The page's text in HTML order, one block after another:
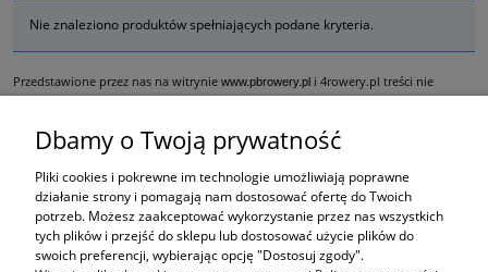
Nie znaleziono produktów spełniających podane kryteria.
Przedstawione przez nas na witrynie www.pbrowery.pl i 4rowery.pl treści nie
oraz do dokonania zakupów w naszych sklepach stacjonarnych.
ŚLEDŹ NAS NA
PRODUKTY
Dbamy o Twoją prywatność
Pliki cookies i pokrewne im technologie umożliwiają poprawne
działanie strony i pomagają nam dostosować ofertę do Twoich
potrzeb. Możesz zaakceptować wykorzystanie przez nas wszystkich
tych plików i przejść do sklepu lub dostosować użycie plików do
swoich preferencji, wybierając opcję "Dostosuj zgody".